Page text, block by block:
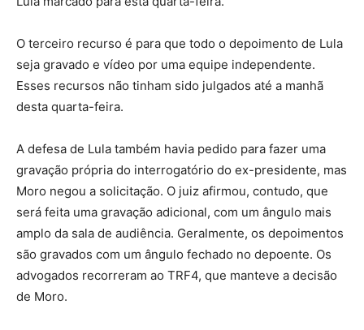
O terceiro recurso é para que todo o depoimento de Lula
seja gravado e vídeo por uma equipe independente.
Esses recursos não tinham sido julgados até a manhã
desta quarta-feira.
A defesa de Lula também havia pedido para fazer uma
gravação própria do interrogatório do ex-presidente, mas
Moro negou a solicitação. O juiz afirmou, contudo, que
será feita uma gravação adicional, com um ângulo mais
amplo da sala de audiência. Geralmente, os depoimentos
são gravados com um ângulo fechado no depoente. Os
advogados recorreram ao TRF4, que manteve a decisão
de Moro.